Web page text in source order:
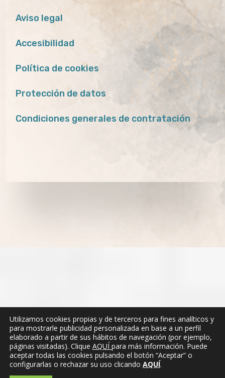
Aviso legal
Accesibilidad
Política de cookies
Protección de datos
Condiciones generales de contratación
Utilizamos cookies propias y de terceros para fines analíticos y
para mostrarle publicidad personalizada en base a un perfil
elaborado a partir de sus hábitos de navegación (por ejemplo,
páginas visitadas). Clique AQUÍ para más información. Puede
aceptar todas las cookies pulsando el botón “Aceptar” o
configurarlas o rechazar su uso clicando AQUÍ.
10